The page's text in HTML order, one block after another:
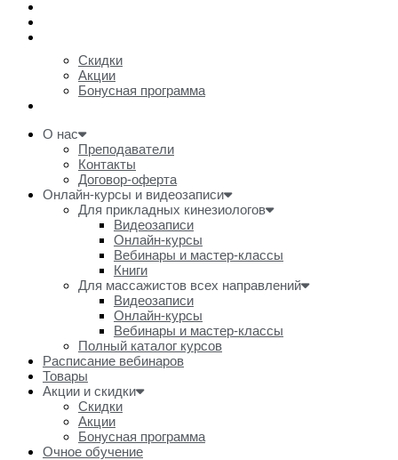
Скидки
Акции
Бонусная программа
О нас
Преподаватели
Контакты
Договор-оферта
Онлайн-курсы и видеозаписи
Для прикладных кинезиологов
Видеозаписи
Онлайн-курсы
Вебинары и мастер-классы
Книги
Для массажистов всех направлений
Видеозаписи
Онлайн-курсы
Вебинары и мастер-классы
Полный каталог курсов
Расписание вебинаров
Товары
Акции и скидки
Скидки
Акции
Бонусная программа
Очное обучение